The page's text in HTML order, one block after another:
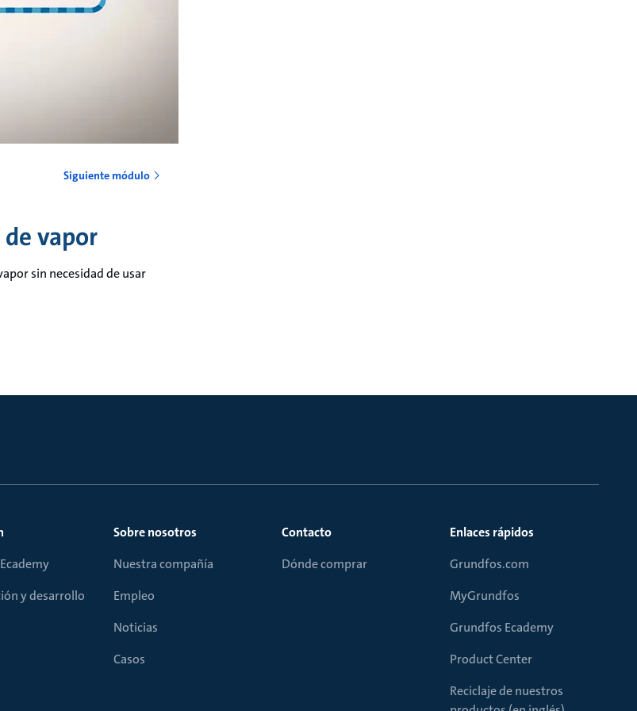
Siguiente módulo
vapor
sin necesidad de usar
y desarrollo
Sobre nosotros
Nuestra compañía
Empleo
Noticias
Casos
Contacto
Dónde comprar
Enlaces rápidos
Grundfos.com
MyGrundfos
Grundfos Ecademy
Product Center
Reciclaje de nuestros